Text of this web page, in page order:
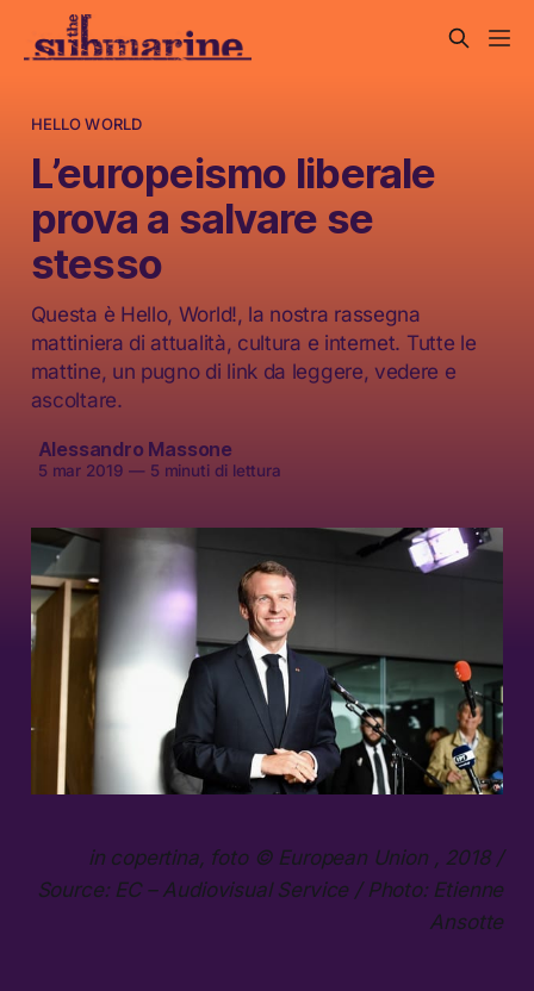
HELLO WORLD
L’europeismo liberale
prova a salvare se
stesso
Questa è Hello, World!, la nostra rassegna
mattiniera di attualità, cultura e internet. Tutte le
mattine, un pugno di link da leggere, vedere e
ascoltare.
Alessandro Massone
5 mar 2019 —5 minuti di lettura
in copertina, foto © European Union , 2018 /
Source: EC – Audiovisual Service / Photo: Etienne
Ansotte